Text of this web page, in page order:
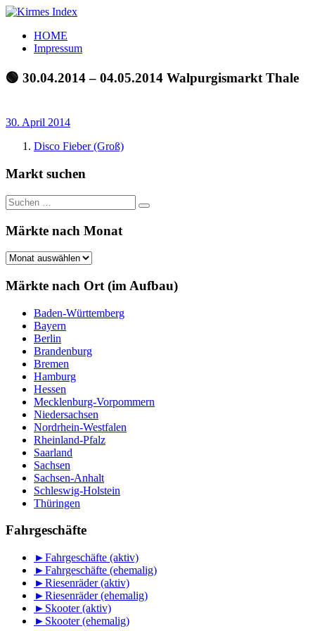
Zum
springen
Kirmes
Index
Tourpläne
der
letzten
HOME
Impressum
🟢 30.04.2014 – 04.05.2014 Walpurgismarkt Thale
30. April 2014
Disco Fieber (Groß)
Markt suchen
Suchen
nach:
Suchen
Märkte nach Monat
Märkte
Monat
Märkte nach Ort (im Aufbau)
Baden-Württemberg
Bayern
Berlin
Brandenburg
Bremen
Hamburg
Hessen
Mecklenburg-Vorpommern
Niedersachsen
Nordrhein-Westfalen
Rheinland-Pfalz
Saarland
Sachsen
Sachsen-Anhalt
Schleswig-Holstein
Thüringen
Fahrgeschäfte
►Fahrgeschäfte (aktiv)
►Fahrgeschäfte (ehemalig)
►Riesenräder (aktiv)
►Riesenräder (ehemalig)
► Skooter (aktiv)
► Skooter (ehemalig)